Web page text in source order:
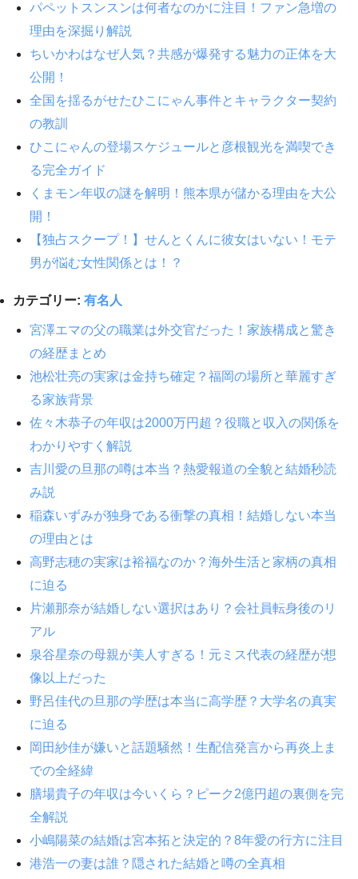
パペットスンスンは何者なのかに注目！ファン急増の
理由を深掘り解説
ちいかわはなぜ人気？共感が爆発する魅力の正体を大
公開！
全国を揺るがせたひこにゃん事件とキャラクター契約
の教訓
ひこにゃんの登場スケジュールと彦根観光を満喫でき
る完全ガイド
くまモン年収の謎を解明！熊本県が儲かる理由を大公
開！
【独占スクープ！】せんとくんに彼女はいない！モテ
男が悩む女性関係とは！？
カテゴリー: 有名人
宮澤エマの父の職業は外交官だった！家族構成と驚き
の経歴まとめ
池松壮亮の実家は金持ち確定？福岡の場所と華麗すぎ
る家族背景
佐々木恭子の年収は2000万円超？役職と収入の関係を
わかりやすく解説
吉川愛の旦那の噂は本当？熱愛報道の全貌と結婚秒読
み説
稲森いずみが独身である衝撃の真相！結婚しない本当
の理由とは
高野志穂の実家は裕福なのか？海外生活と家柄の真相
に迫る
片瀬那奈が結婚しない選択はあり？会社員転身後のリ
アル
泉谷星奈の母親が美人すぎる！元ミス代表の経歴が想
像以上だった
野呂佳代の旦那の学歴は本当に高学歴？大学名の真実
に迫る
岡田紗佳が嫌いと話題騒然！生配信発言から再炎上ま
での全経緯
膳場貴子の年収は今いくら？ピーク2億円超の裏側を完
全解説
小嶋陽菜の結婚は宮本拓と決定的？8年愛の行方に注目
港浩一の妻は誰？隠された結婚と噂の全真相